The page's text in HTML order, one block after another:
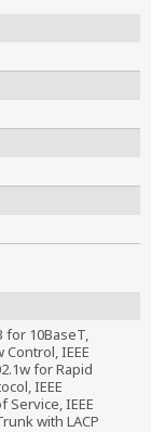
for 10BaseT,
Control, IEEE
for Rapid
IEEE
Service, IEEE
with LACP